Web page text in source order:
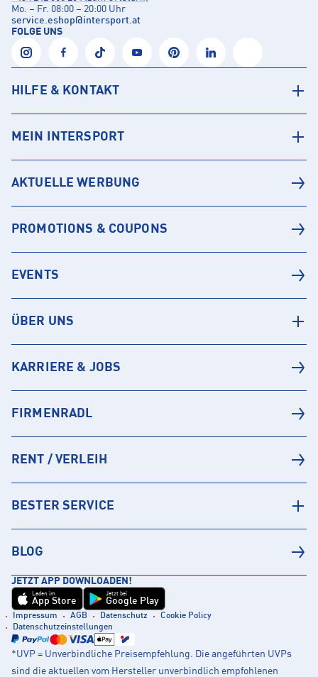
Mo. – Fr. 08:00 – 20:00 Uhr
service.eshop@intersport.at
FOLGE UNS
HILFE & KONTAKT
MEIN INTERSPORT
AKTUELLE WERBUNG
PROMOTIONS & COUPONS
EVENTS
ÜBER UNS
KARRIERE & JOBS
FIRMENRADL
RENT / VERLEIH
BESTER SERVICE
BLOG
JETZT APP DOWNLOADEN!
Laden im
App Store
Jetzt bei
Google Play
Impressum AGB Datenschutz
Cookie Policy
Datenschutzeinstellungen
*UVP = Unverbindliche Preisempfehlung. Die angeführten UVPs
sind die aktuellen vom Hersteller unverbindlich empfohlenen